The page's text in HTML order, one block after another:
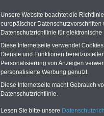
Quartal.2026) >>>
zur
Meldung
Nordrhein-
Unsere Website beachtet die
europäischer
Datenschutzrichtlinie für
Diese Internetseite verwendet
Dienste und Funktionen
Personalisierung von Anzeigen
personalisierte Werbung genutzt.
Diese Internetseite macht Gebrauch
Datenschutzrichtlinie.
Lesen Sie bitte unsere